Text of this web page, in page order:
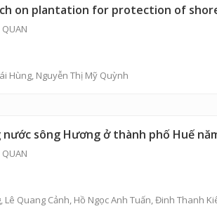
on plantation for protection of
QUAN
Hùng, Nguyễn Thị Mỹ Quỳnh
sông Hương ở thành phố Huế
QUAN
, Lê Quang Cảnh, Hồ Ngọc Anh Tuấn,Đinh Thanh